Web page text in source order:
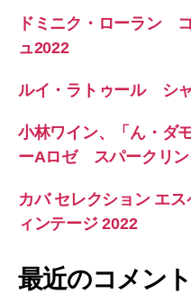
ドミニク・ローラン
ュ2022
ルイ・ラトゥール シ
小林ワイン、「ん・ダ
ーAロゼ スパークリ
カバ セレクション エ
ィンテージ 2022
最近のコメント